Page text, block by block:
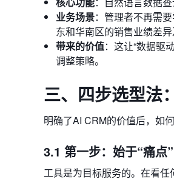
业务场景：管理者不再需
东和华南区的销售业绩差
带来的价值：这让“数据驱
调整策略。
三、四步选型法
明确了AI CRM的价值后，如
3.1 第一步：始于“痛点
工具是为目标服务的。在看任